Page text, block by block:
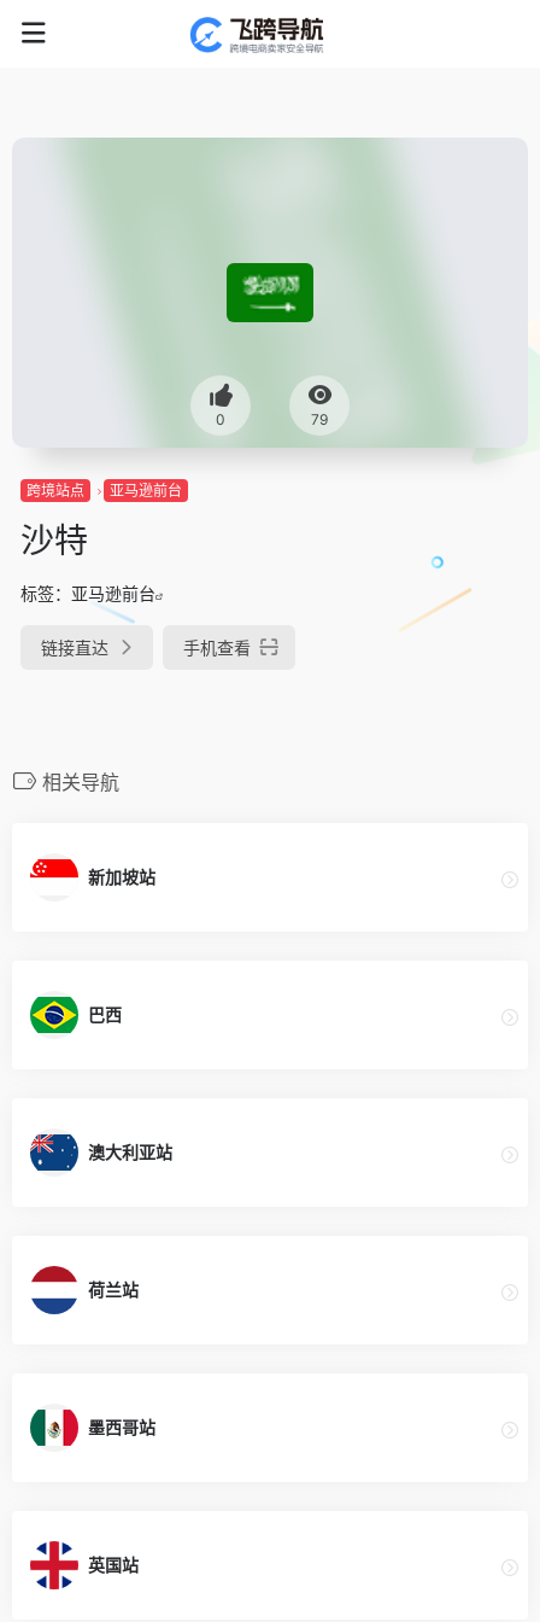
0 79
跨境站点 亚马逊前台
沙特
标签： 亚马逊前台
链接直达 手机查看
相关导航
新加坡站
巴西
澳大利亚站
荷兰站
墨西哥站
英国站